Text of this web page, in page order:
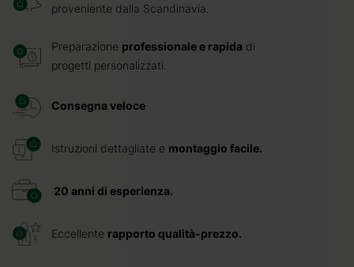
proveniente dalla Scandinavia.
Preparazione professionale e rapida di
progetti personalizzati.
Consegna veloce
Istruzioni dettagliate e montaggio facile.
20 anni di esperienza.
Eccellente rapporto qualità-prezzo.